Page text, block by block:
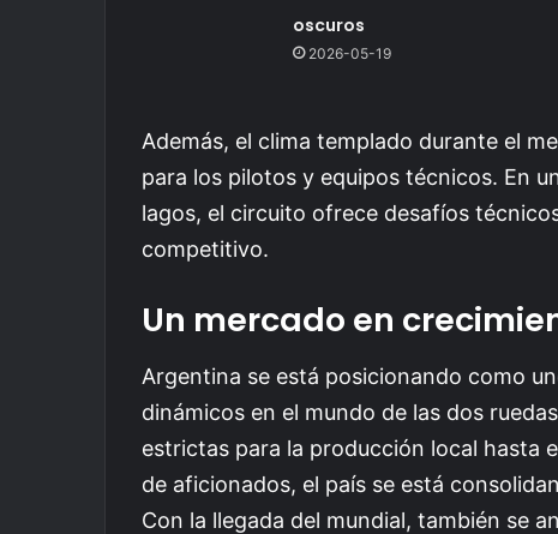
oscuros
2026-05-19
Además, el clima templado durante el
para los pilotos y equipos técnicos. En
lagos, el circuito ofrece desafíos
competitivo.
Un mercado en
Argentina se está posicionando como
dinámicos en el mundo de las dos
estrictas para la producción local hasta
de aficionados, el país se está
Con la llegada del mundial, también se